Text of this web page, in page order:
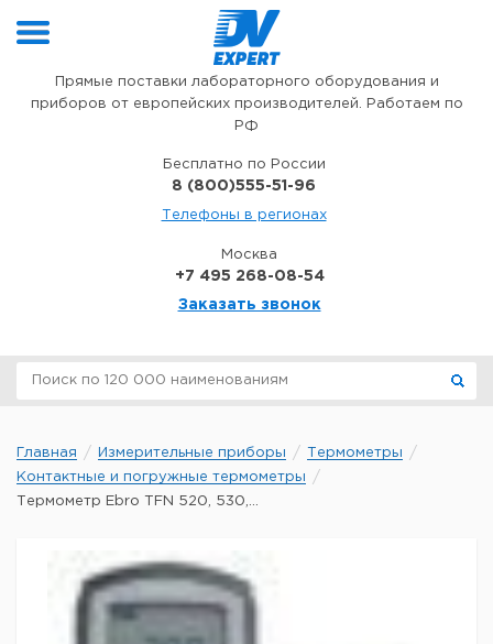
Прямые поставки лабораторного оборудования и
приборов от европейских производителей. Работаем по
РФ
Бесплатно по России
8 (800)555-51-96
Телефоны в регионах
Москва
+7 495 268-08-54
Заказать звонок
Главная Измерительные приборы
Термометры
Контактные и погружные термометры
Термометр Ebro TFN 520, 530,...